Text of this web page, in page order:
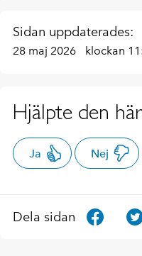
Sidan uppdaterades:
28 maj 2026 klockan
Hjälpte den
Ja Nej
Dela sidan